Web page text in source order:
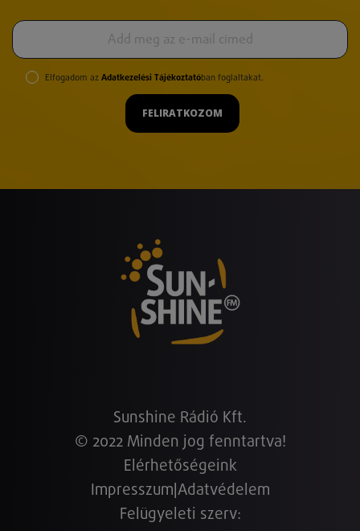
Elfogadom az Adatkezelési Tájékoztatóban foglaltakat.
FELIRATKOZOM
Sunshine Rádió Kft.
© 2022 Minden jog fenntartva!
Elérhetőségeink
Impresszum Adatvédelem
Felügyeleti szerv: